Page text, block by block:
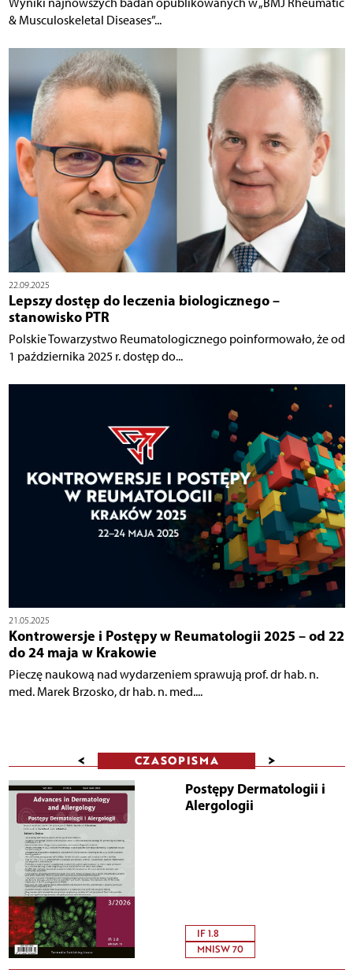
Wyniki najnowszych badań opublikowanych w „BMJ Rheumatic
& Musculoskeletal Diseases”...
22.09.2025
Lepszy dostęp do leczenia biologicznego –
stanowisko PTR
Polskie Towarzystwo Reumatologicznego poinformowało, że od
1 października 2025 r. dostęp do...
21.05.2025
Kontrowersje i Postępy w Reumatologii 2025 – od 22
do 24 maja w Krakowie
Pieczę naukową nad wydarzeniem sprawują prof. dr hab. n.
med. Marek Brzosko, dr hab. n. med....
< CZASOPISMA >
Postępy Dermatologii i
Alergologii
IF 1.8
MNISW 70